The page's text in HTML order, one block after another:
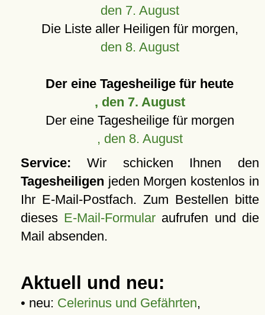
den 7. August
Die Liste aller Heiligen für morgen,
den 8. August
Der eine Tagesheilige für heute
, den 7. August
Der eine Tagesheilige für morgen
, den 8. August
Service: Wir schicken Ihnen den
Tagesheiligen jeden Morgen kostenlos in
Ihr E-Mail-Postfach. Zum Bestellen bitte
dieses E-Mail-Formular aufrufen und die
Mail absenden.
Aktuell und neu:
• neu: Celerinus und Gefährten,